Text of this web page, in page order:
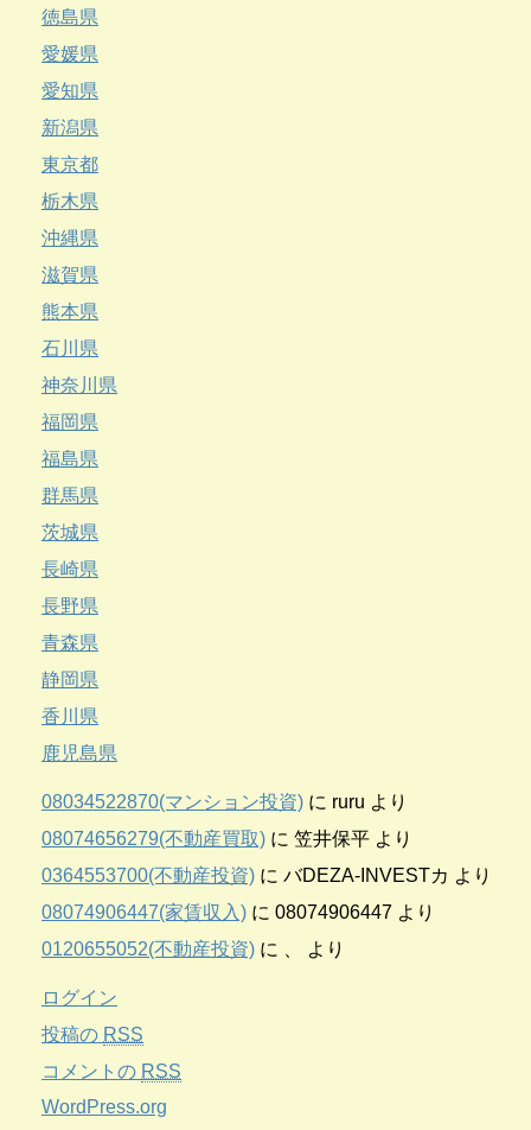
徳島県
愛媛県
愛知県
新潟県
東京都
栃木県
沖縄県
滋賀県
熊本県
石川県
神奈川県
福岡県
福島県
群馬県
茨城県
長崎県
長野県
青森県
静岡県
香川県
鹿児島県
08034522870(マンション投資) に ruru より
08074656279(不動産買取) に 笠井保平 より
0364553700(不動産投資) に バDEZA-INVESTカ より
08074906447(家賃収入) に 08074906447 より
0120655052(不動産投資) に より
ログイン
投稿の RSS
コメントの RSS
WordPress.org